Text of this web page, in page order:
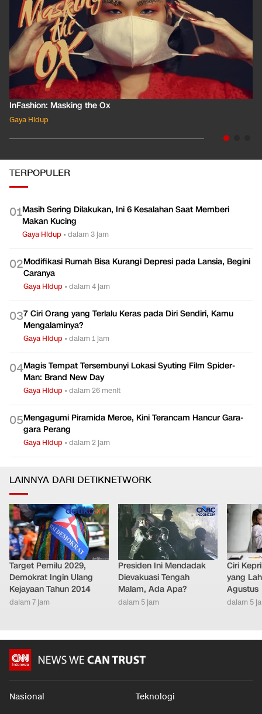
InFashion: Masking the Ox
Gaya Hidup
TERPOPULER
01Masih Sering Dilakukan, Ini 6 Kesalahan Saat Memberi
Makan Kucing
Gaya Hidup •dalam 3 jam
02Modifikasi Rumah Bisa Kurangi Depresi pada Lansia, Begini
Caranya
Gaya Hidup •dalam 4 jam
037 Ciri Orang yang Terlalu Keras pada Diri Sendiri, Kamu
Mengalaminya?
Gaya Hidup •dalam 1 jam
04Magis Tempat Tersembunyi Lokasi Syuting Film Spider-
Man: Brand New Day
Gaya Hidup •dalam 26 menit
05Mengagumi Piramida Meroe, Kini Terancam Hancur Gara-
gara Perang
Gaya Hidup •dalam 2 jam
LAINNYA DARI DETIKNETWORK
Target Pemilu 2029,
Demokrat Ingin Ulang
Kejayaan Tahun 2014
dalam 7 jam
Presiden Ini Mendadak
Dievakuasi Tengah
Malam, Ada Apa?
dalam 5 jam
Ciri
yang
Agustus
dalam 5
Nasional Teknologi